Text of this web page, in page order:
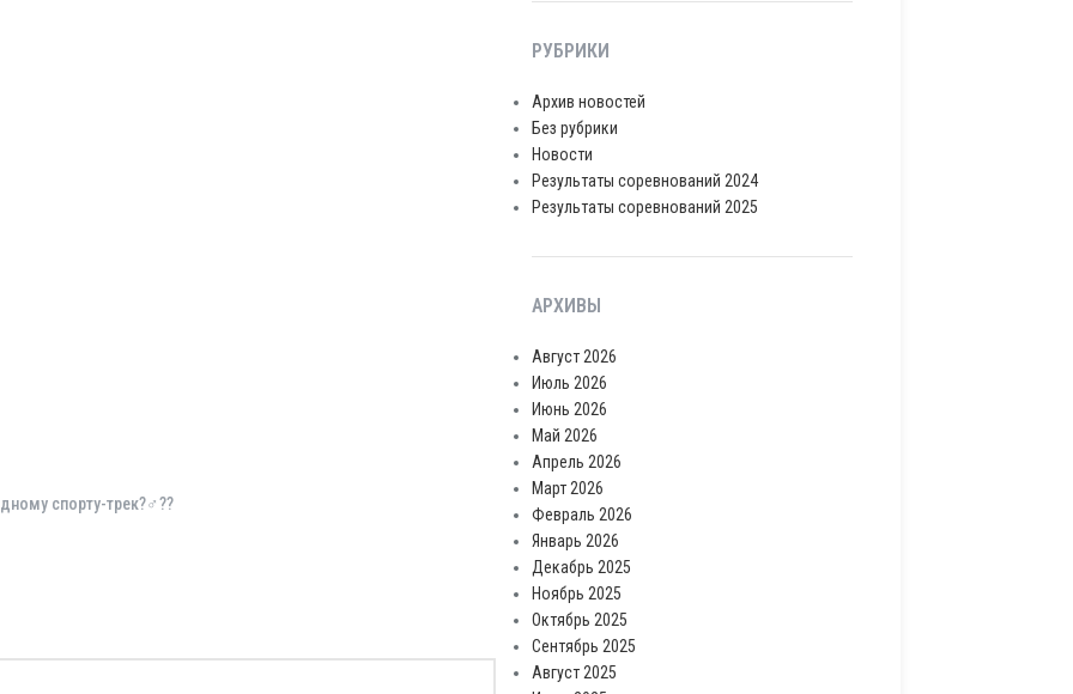
спорту-трек?‍♂️??
РУБРИКИ
Архив новостей
Без рубрики
Новости
Результаты соревнований 2024
Результаты соревнований 2025
АРХИВЫ
Август 2026
Июль 2026
Июнь 2026
Май 2026
Апрель 2026
Март 2026
Февраль 2026
Январь 2026
Декабрь 2025
Ноябрь 2025
Октябрь 2025
Сентябрь 2025
Август 2025